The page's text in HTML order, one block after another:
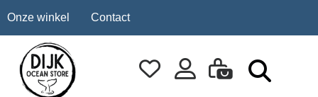
Onze winkel Contact